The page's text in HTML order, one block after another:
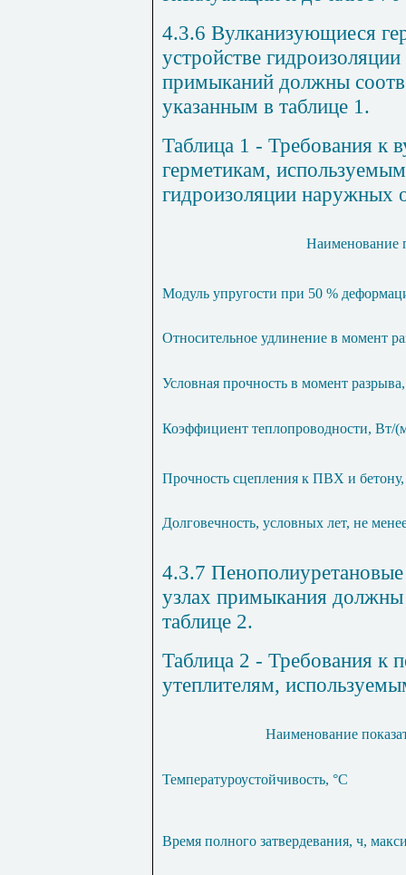
4.3.6 Вулканизующиеся
устройстве
примыканий должны
указанным в таблице 1.
Таблица 1 - Требования к
герметикам,
гидроизоляции наружных
Наименование
Модуль упругости при 50 %
Относительное удлинение в момент
Условная прочность в момент
Коэффициент теплопроводности, Вт/
Прочность сцепления к ПВХ и бетону,
Долговечность, условных лет, не
4.3.7
узлах примыкания
таблице 2.
Таблица 2 - Требования к
утеплителям,
Наименование
Температуроустойчивость, °С
Время полного затвердевания, ч,